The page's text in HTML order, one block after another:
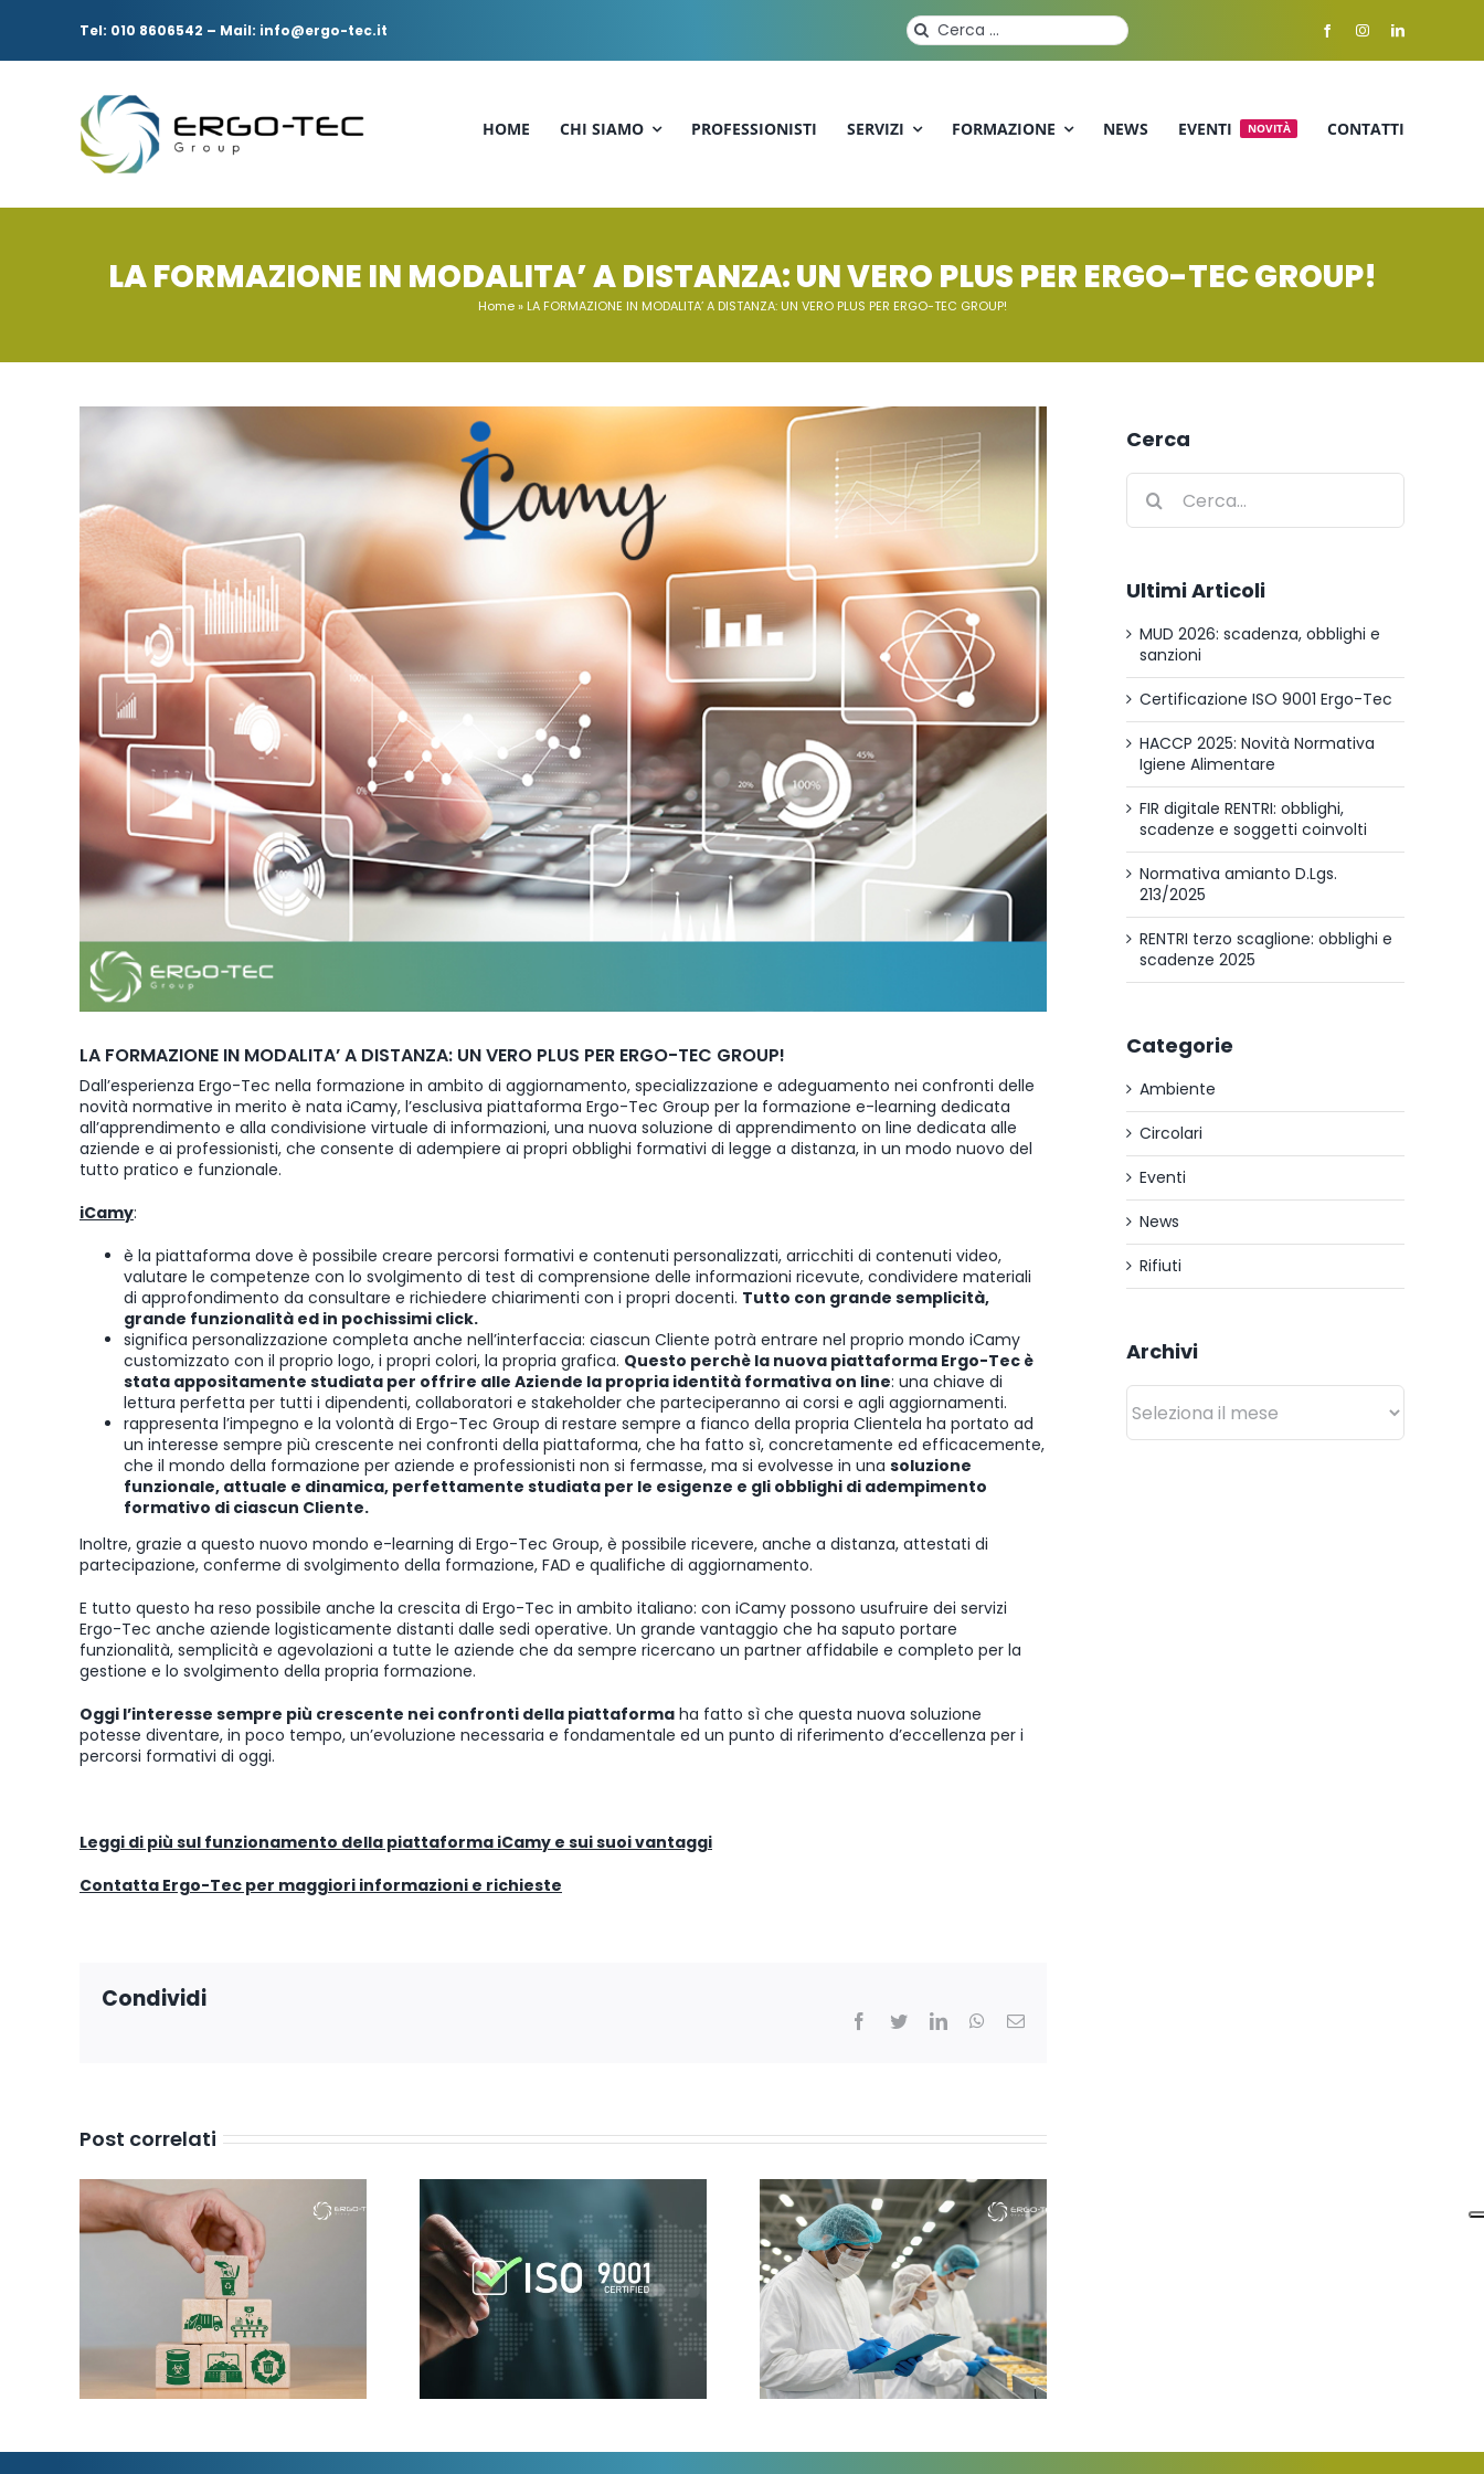
Tel: 010 8606542 – Mail: info@ergo-tec.it
Cerca
per:
HOME CHI SIAMO PROFESSIONISTI SERVIZI FORMAZIONE NEWS EVENTI NOVITÀ CONTATTI
LA FORMAZIONE IN MODALITA’ A DISTANZA: UN VERO PLUS PER ERGO-TEC GROUP!
Home» LA FORMAZIONE IN MODALITA’ A DISTANZA: UN VERO PLUS PER ERGO-TEC GROUP!
LA FORMAZIONE IN MODALITA’ A DISTANZA: UN VERO PLUS PER ERGO-TEC GROUP!
Dall’esperienza Ergo-Tec nella formazione in ambito di aggiornamento, specializzazione e adeguamento nei confronti delle
novità normative in merito è nata iCamy, l’esclusiva piattaforma Ergo-Tec Group per la formazione e-learning dedicata
all’apprendimento e alla condivisione virtuale di informazioni, una nuova soluzione di apprendimento on line dedicata alle
aziende e ai professionisti, che consente di adempiere ai propri obblighi formativi di legge a distanza, in un modo nuovo del
tutto pratico e funzionale.
iCamy:
è la piattaforma dove è possibile creare percorsi formativi e contenuti personalizzati, arricchiti di contenuti video,
valutare le competenze con lo svolgimento di test di comprensione delle informazioni ricevute, condividere materiali
di approfondimento da consultare e richiedere chiarimenti con i propri docenti. Tutto con grande semplicità,
grande funzionalità ed in pochissimi click.
significa personalizzazione completa anche nell’interfaccia: ciascun Cliente potrà entrare nel proprio mondo iCamy
customizzato con il proprio logo, i propri colori, la propria grafica. Questo perchè la nuova piattaforma Ergo-Tec è
stata appositamente studiata per offrire alle Aziende la propria identità formativa on line: una chiave di
lettura perfetta per tutti i dipendenti, collaboratori e stakeholder che parteciperanno ai corsi e agli aggiornamenti.
rappresenta l’impegno e la volontà di Ergo-Tec Group di restare sempre a fianco della propria Clientela ha portato ad
un interesse sempre più crescente nei confronti della piattaforma, che ha fatto sì, concretamente ed efficacemente,
che il mondo della formazione per aziende e professionisti non si fermasse, ma si evolvesse in una soluzione
funzionale, attuale e dinamica, perfettamente studiata per le esigenze e gli obblighi di adempimento
formativo di ciascun Cliente.
Inoltre, grazie a questo nuovo mondo e-learning di Ergo-Tec Group, è possibile ricevere, anche a distanza, attestati di
partecipazione, conferme di svolgimento della formazione, FAD e qualifiche di aggiornamento.
E tutto questo ha reso possibile anche la crescita di Ergo-Tec in ambito italiano: con iCamy possono usufruire dei servizi
Ergo-Tec anche aziende logisticamente distanti dalle sedi operative. Un grande vantaggio che ha saputo portare
funzionalità, semplicità e agevolazioni a tutte le aziende che da sempre ricercano un partner affidabile e completo per la
gestione e lo svolgimento della propria formazione.
Oggi l’interesse sempre più crescente nei confronti della piattaforma ha fatto sì che questa nuova soluzione
potesse diventare, in poco tempo, un’evoluzione necessaria e fondamentale ed un punto di riferimento d’eccellenza per i
percorsi formativi di oggi.
Leggi di più sul funzionamento della piattaforma iCamy e sui suoi vantaggi
Contatta Ergo-Tec per maggiori informazioni e richieste
Condividi
Facebook
TwitterLinkedInWhatsApp
Email
Post correlati
Cerca
Cerca
per:
Ultimi Articoli
MUD 2026: scadenza, obblighi e
sanzioni
Certificazione ISO 9001 Ergo-Tec
HACCP 2025: Novità Normativa
Igiene Alimentare
FIR digitale RENTRI: obblighi,
scadenze e soggetti coinvolti
Normativa amianto D.Lgs.
213/2025
RENTRI terzo scaglione: obblighi e
scadenze 2025
Categorie
Ambiente
Circolari
Eventi
News
Rifiuti
Archivi
Archivi